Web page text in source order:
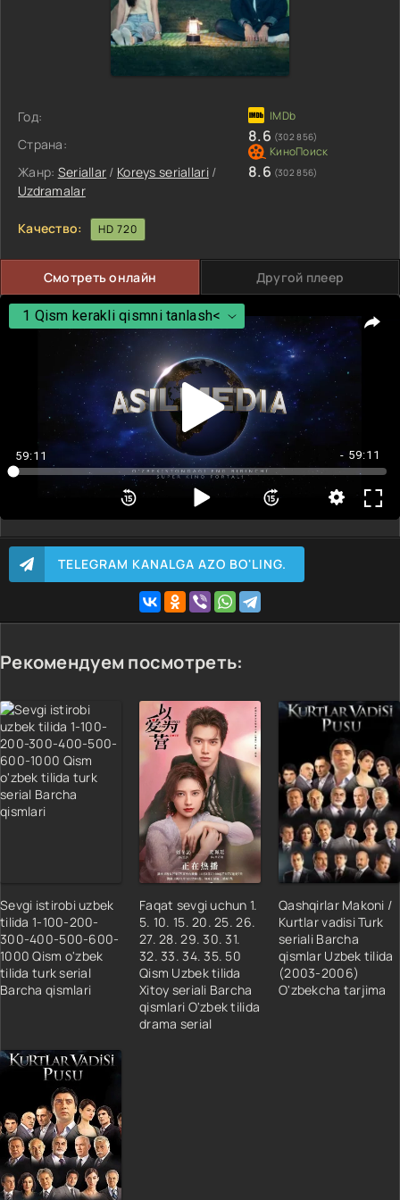
Год:
Страна:
Жанр: Seriallar / Koreys seriallari/
Uzdramalar
8.6 (302 856)
8.6 (302 856)
Качество: HD 720
Смотреть онлайн Другой плеер
59:11 - 59:11
1 Qism kerakli qismni tanlash<
1 Qism kerakli qismni tanlash<
3 Qism
4 Qism
5 Qism
TELEGRAM KANALGA AZO BO'LING.
Рекомендуем посмотреть:
Sevgi istirobi uzbek
tilida 1-100-200-
300-400-500-600-
1000 Qism o'zbek
tilida turk serial
Barcha qismlari
Faqat sevgi uchun 1.
5. 10. 15. 20. 25. 26.
27. 28. 29. 30. 31.
32. 33. 34. 35. 50
Qism Uzbek tilida
Xitoy seriali Barcha
qismlari O'zbek tilida
drama serial
Qashqirlar Makoni /
Kurtlar vadisi Turk
seriali Barcha
qismlar Uzbek tilida
(2003-2006)
O'zbekcha tarjima